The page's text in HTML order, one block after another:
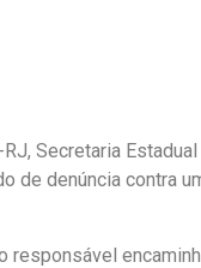
Secretaria
de denúncia contra